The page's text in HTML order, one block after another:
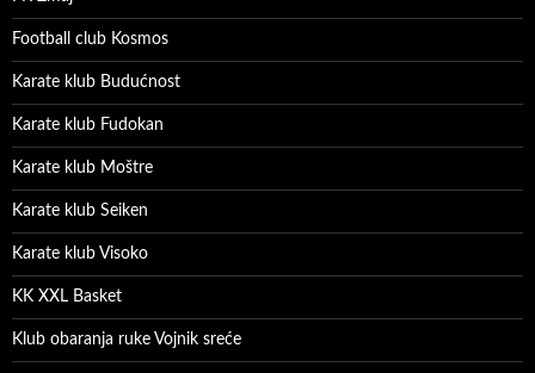
Football club Kosmos
Karate klub Budućnost
Karate klub Fudokan
Karate klub Moštre
Karate klub Seiken
Karate klub Visoko
KK XXL Basket
Klub obaranja ruke Vojnik sreće